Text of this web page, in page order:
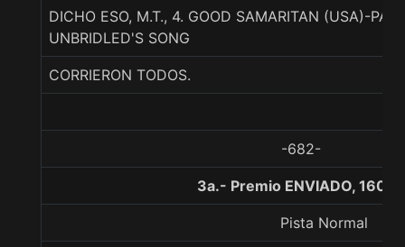
DICHO ESO, M.T., 4. GOOD SAMARITAN (USA)-
UNBRIDLED'S SONG
CORRIERON TODOS.
-682-
3a.- Premio ENVIADO, 1600
Pista Normal